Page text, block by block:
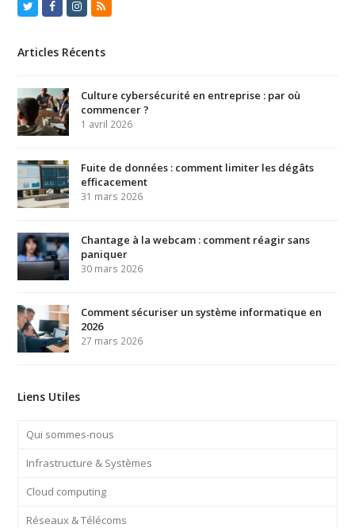
TwitterFacebook
Instagram
RSS
Articles Récents
Culture cybersécurité en entreprise : par où
commencer ?
1 avril 2026
Fuite de données : comment limiter les dégâts
efficacement
31 mars 2026
Chantage à la webcam : comment réagir sans
paniquer
30 mars 2026
Comment sécuriser un système informatique en
2026
27 mars 2026
Liens Utiles
Qui sommes-nous
Infrastructure & Systèmes
Cloud computing
Réseaux & Télécoms